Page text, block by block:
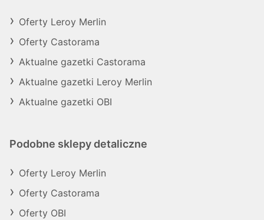
Oferty Leroy Merlin
Oferty Castorama
Aktualne gazetki Castorama
Aktualne gazetki Leroy Merlin
Aktualne gazetki OBI
Podobne sklepy detaliczne
Oferty Leroy Merlin
Oferty Castorama
Oferty OBI